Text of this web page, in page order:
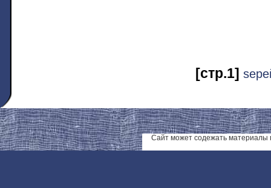
[стр.1]
Сайт может содежать материалы